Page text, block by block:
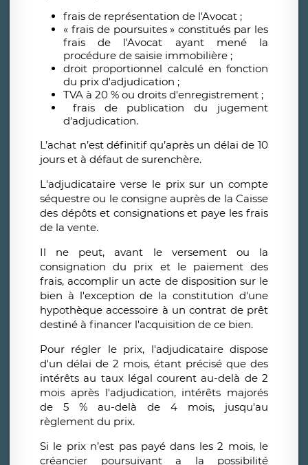
frais de représentation de l'Avocat ;
« frais de poursuites » constitués par les
frais de l'Avocat ayant mené la
procédure de saisie immobilière ;
droit proportionnel calculé en fonction
du prix d'adjudication ;
TVA à 20 % ou droits d'enregistrement ;
frais de publication du jugement
d'adjudication.
L’achat n’est définitif qu’après un délai de 10
jours et à défaut de surenchère.
L'adjudicataire verse le prix sur un compte
séquestre ou le consigne auprès de la Caisse
des dépôts et consignations et paye les frais
de la vente.
Il ne peut, avant le versement ou la
consignation du prix et le paiement des
frais, accomplir un acte de disposition sur le
bien à l'exception de la constitution d'une
hypothèque accessoire à un contrat de prêt
destiné à financer l'acquisition de ce bien.
Pour régler le prix, l'adjudicataire dispose
d'un délai de 2 mois, étant précisé que des
intérêts au taux légal courent au-delà de 2
mois après l'adjudication, intérêts majorés
de 5 % au-delà de 4 mois, jusqu'au
règlement du prix.
Si le prix n’est pas payé dans les 2 mois, le
créancier poursuivant a la possibilité